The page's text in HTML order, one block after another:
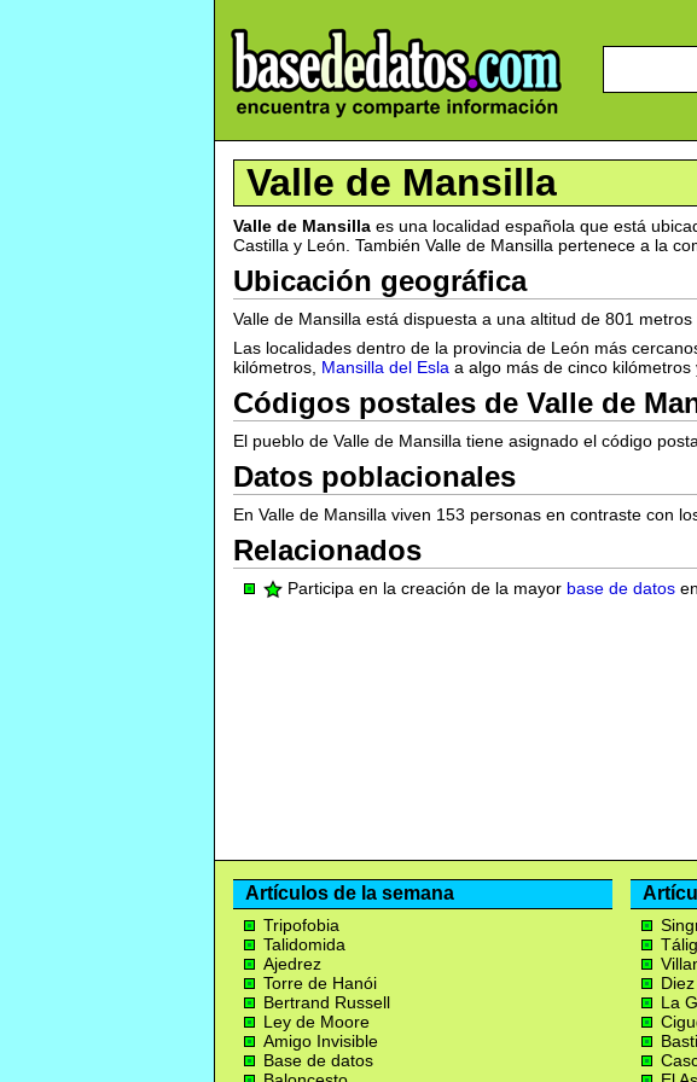
Valle de Mansilla
Valle de Mansilla es una localidad española que está
Castilla y León. También Valle de Mansilla pertenece a la
Ubicación geográfica
Valle de Mansilla está dispuesta a una altitud de 801
Las localidades dentro de la provincia de León más
kilómetros, Mansilla del Esla a algo más de cinco kilómetros
Códigos postales de Valle de
El pueblo de Valle de Mansilla tiene asignado el código
Datos poblacionales
En Valle de Mansilla viven 153 personas en contraste con
Relacionados
Participa en la creación de la mayor base de datos
Artículos de la semana
Tripofobia
Talidomida
Ajedrez
Torre de Hanói
Bertrand Russell
Ley de Moore
Amigo Invisible
Base de datos
La